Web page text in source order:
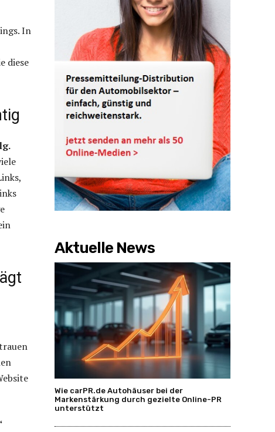
In
diese
Aktuelle News
Wie carPR.de Autohäuser bei der
Markenstärkung durch gezielte Online-PR
unterstützt